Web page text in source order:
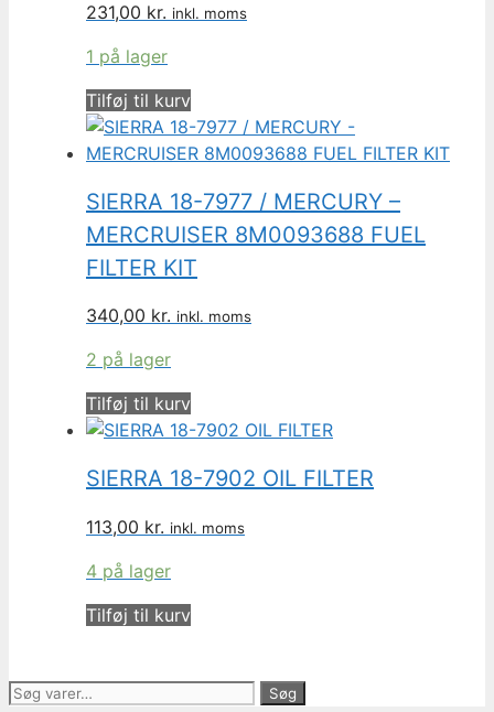
231,00 kr. inkl. moms
1 på lager
Tilføj til kurv
SIERRA 18-7977 / MERCURY –
MERCRUISER 8M0093688 FUEL
FILTER KIT
340,00 kr. inkl. moms
2 på lager
Tilføj til kurv
SIERRA 18-7902 OIL FILTER
113,00 kr. inkl. moms
4 på lager
Tilføj til kurv
Søg
Søg